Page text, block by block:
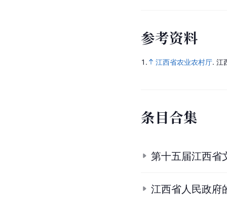
参考资料
1. 江西省农业农村厅. 江
条目合集
第十五届江西省
江西省人民政府